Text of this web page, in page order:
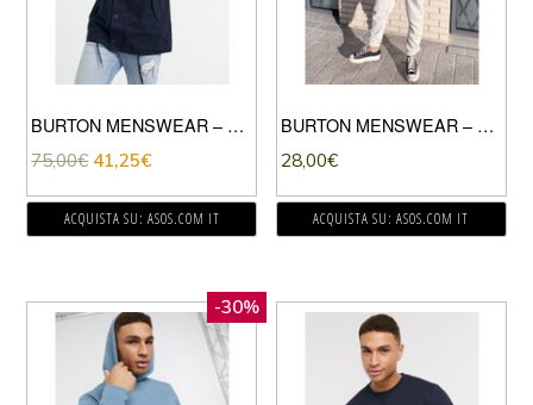
BURTON MENSWEAR – PARKA LUNGHEZZA MEDIA CON BOTTONI BLU NAVY
75,00€ 41,25€
ACQUISTA SU: ASOS.COM IT
BURTON MENSWEAR – FELPA GRIGIA CON CAPPUCCIO-GRIGIO
28,00€
ACQUISTA SU: ASOS.COM IT
-30%